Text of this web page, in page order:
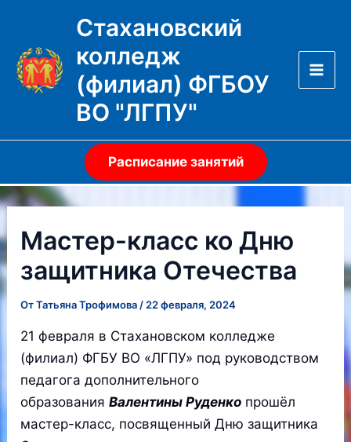
содержимому
Стахановский
колледж
(филиал) ФГБОУ
ВО "ЛГПУ"
Расписание занятий
Мастер-класс ко Дню
защитника Отечества
ОтТатьяна Трофимова / 22 февраля, 2024
21 февраля в Стахановском колледже
(филиал) ФГБУ ВО «ЛГПУ» под руководством
педагога дополнительного
образованияВалентины Руденко прошёл
мастер-класс, посвященный Дню защитника